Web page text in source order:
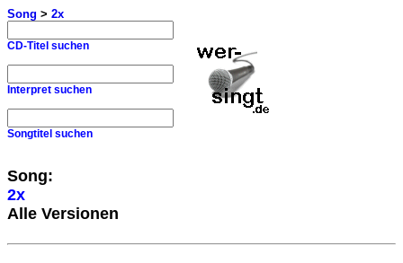
Song > 2x
CD-Titel suchen
Interpret suchen
Songtitel suchen
Song:
2x
Alle Versionen